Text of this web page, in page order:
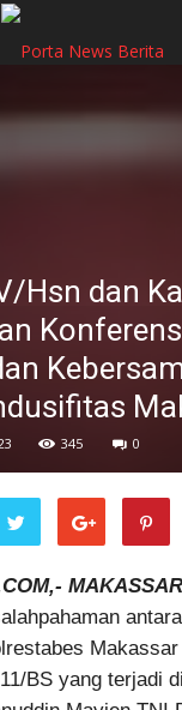
Hsn dan
345 0
BS yang terjadi